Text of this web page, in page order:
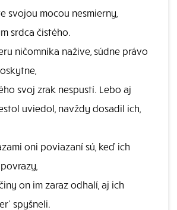
svojou mocou nesmierny,
srdca čistého.
ničomníka nažive, súdne právo
svoj zrak nespustí. Lebo aj
uviedol, navždy dosadil ich,
oni poviazaní sú, keď ich
on im zaraz odhalí, aj ich
spyšneli.